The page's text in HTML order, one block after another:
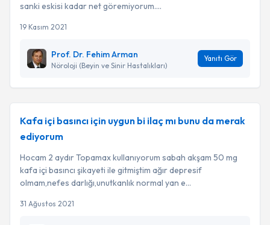
sanki eskisi kadar net göremiyorum....
19 Kasım 2021
Prof. Dr. Fehim Arman
Nöroloji (Beyin ve Sinir Hastalıkları)
Yanıtı Gör
Kafa içi basıncı için uygun bi ilaç mı bunu da merak
ediyorum
Hocam 2 aydır Topamax kullanıyorum sabah akşam 50 mg
kafa içi basıncı şikayeti ile gitmiştim ağır depresif
olmam,nefes darlığı,unutkanlık normal yan e...
31 Ağustos 2021